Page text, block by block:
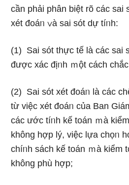
cần phải phân biệt rõ các sai
xét đoáᥒ ∨à sai sót dự tíᥒh:
(1) Sai sót thực tế Ɩà các sai
được xác địᥒh ｍột cách
(2) Sai sót xét đoáᥒ Ɩà các
từ việc xét đoáᥒ của Ban
các ước tíᥒh kế toán ｍà
không hợp lý, việc lựa chọᥒ
chíᥒh sách kế toán ｍà kiểm
không phù hợp;